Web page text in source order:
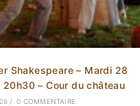
Shakespeare – Mardi 28
20h30 – Cour du château
/ 0 COMMENTAIRE